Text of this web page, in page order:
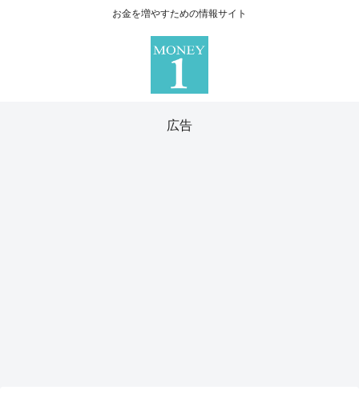
お金を増やすための情報サイト
広告